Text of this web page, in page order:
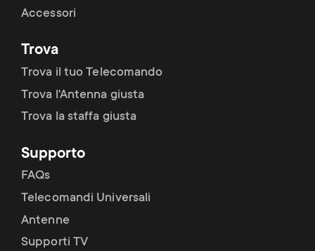
Accessori
Trova
Trova il tuo Telecomando
Trova l'Antenna giusta
Trova la staffa giusta
Supporto
FAQs
Telecomandi Universali
Antenne
Supporti TV